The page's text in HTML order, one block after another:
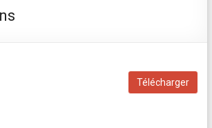
Télécharger